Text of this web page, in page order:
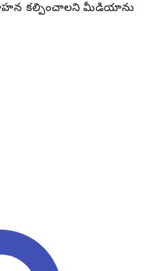
కల్పించాలని మీడియాను